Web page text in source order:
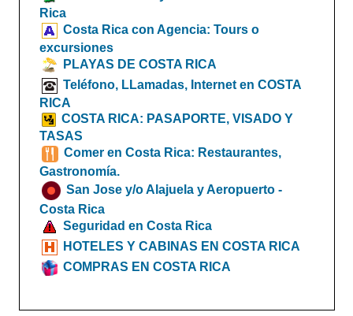
Rica
Costa Rica con Agencia: Tours o
excursiones
PLAYAS DE COSTA RICA
Teléfono, LLamadas, Internet en COSTA
RICA
COSTA RICA: PASAPORTE, VISADO Y
TASAS
Comer en Costa Rica: Restaurantes,
Gastronomía.
San Jose y/o Alajuela y Aeropuerto -
Costa Rica
Seguridad en Costa Rica
HOTELES Y CABINAS EN COSTA RICA
COMPRAS EN COSTA RICA